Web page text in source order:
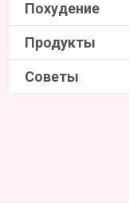
Похудение
Продукты
Советы